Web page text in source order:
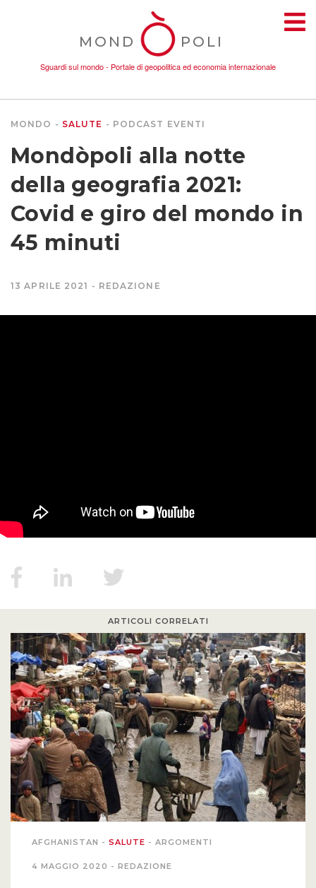
MOND POLI
Sguardi sul mondo - Portale di geopolitica ed economia internazionale
AMBIENTE
CONFLITTI
PUNTI DI VISTA
MONDO IN CIFRE
NAVIGANDO IN RETE
PODCAST EVENTI
AUTORI
MONDO SALUTE PODCAST EVENTI
Mondòpoli alla notte
della geografia 2021:
Covid e giro del mondo in
45 minuti
13 APRILE 2021 REDAZIONE
ARTICOLI CORRELATI
AFGHANISTAN - SALUTE - ARGOMENTI
4 MAGGIO 2020 - REDAZIONE